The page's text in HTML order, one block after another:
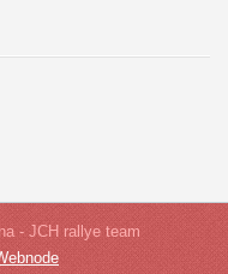
- JCH rallye team